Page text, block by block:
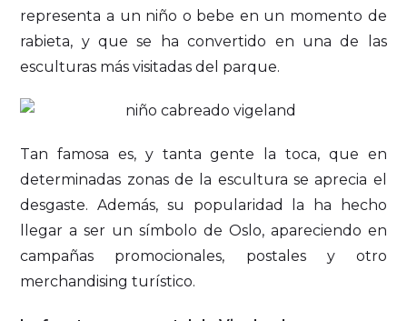
representa a un niño o bebe en un momento de
rabieta, y que se ha convertido en una de las
esculturas más visitadas del parque.
Tan famosa es, y tanta gente la toca, que en
determinadas zonas de la escultura se aprecia el
desgaste. Además, su popularidad la ha hecho
llegar a ser un símbolo de Oslo, apareciendo en
campañas promocionales, postales y otro
merchandising turístico.